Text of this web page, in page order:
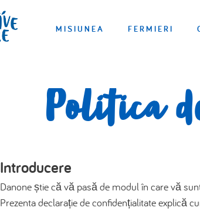
MISIUNEA FERMIERI
Politica
Introducere
Danone știe că vă pasă de modul în care vă
Prezenta declarație de confidențialitate explică